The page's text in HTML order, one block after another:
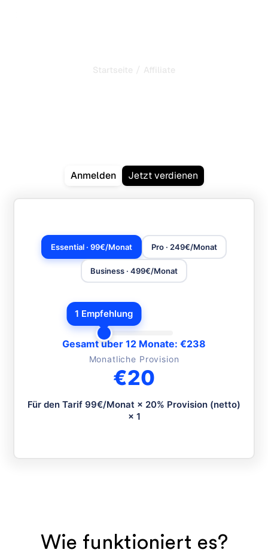
Startseite / Affiliate
Anmelden
Jetzt verdienen
Essential · 99€/Monat Pro · 249€/Monat
Business · 499€/Monat
1 Empfehlung
Gesamt über 12 Monate: €238
Monatliche Provision
€20
Für den Tarif 99€/Monat × 20% Provision (netto)
× 1
Wie funktioniert es?